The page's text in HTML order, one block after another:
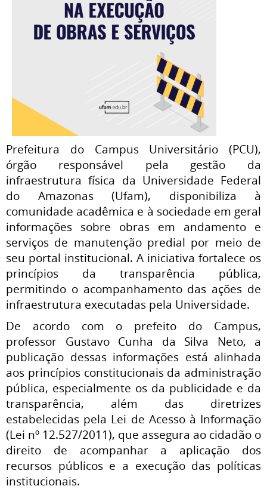
Prefeitura do Campus Universitário (PCU),
órgão responsável pela gestão da
infraestrutura física da Universidade Federal
do Amazonas (Ufam), disponibiliza à
comunidade acadêmica e à sociedade em geral
informações sobre obras em andamento e
serviços de manutenção predial por meio de
seu portal institucional. A iniciativa fortalece os
princípios da transparência pública,
permitindo o acompanhamento das ações de
infraestrutura executadas pela Universidade.
De acordo com o prefeito do Campus,
professor Gustavo Cunha da Silva Neto, a
publicação dessas informações está alinhada
aos princípios constitucionais da administração
pública, especialmente os da publicidade e da
transparência, além das diretrizes
estabelecidas pela Lei de Acesso à Informação
(Lei nº 12.527/2011), que assegura ao cidadão o
direito de acompanhar a aplicação dos
recursos públicos e a execução das políticas
institucionais.